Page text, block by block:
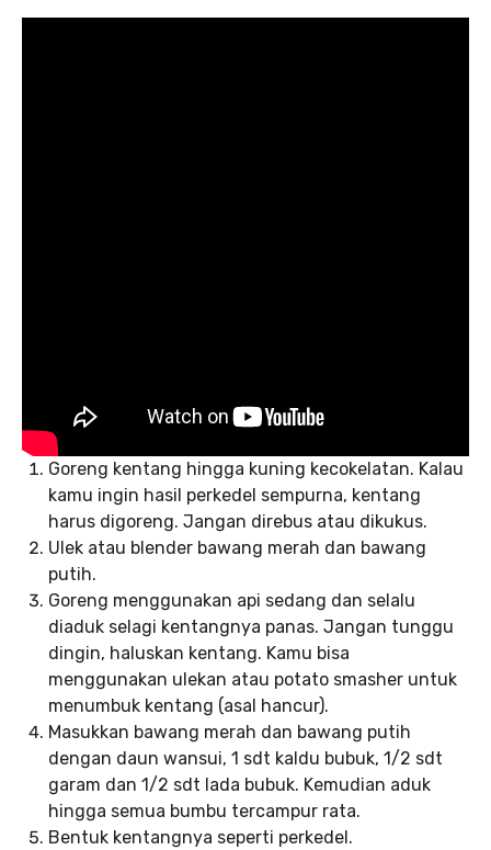
Goreng kentang hingga kuning kecokelatan. Kalau
kamu ingin hasil perkedel sempurna, kentang
harus digoreng. Jangan direbus atau dikukus.
Ulek atau blender bawang merah dan bawang
putih.
Goreng menggunakan api sedang dan selalu
diaduk selagi kentangnya panas. Jangan tunggu
dingin, haluskan kentang. Kamu bisa
menggunakan ulekan atau potato smasher untuk
menumbuk kentang (asal hancur).
Masukkan bawang merah dan bawang putih
dengan daun wansui, 1 sdt kaldu bubuk, 1/2 sdt
garam dan 1/2 sdt lada bubuk. Kemudian aduk
hingga semua bumbu tercampur rata.
Bentuk kentangnya seperti perkedel.